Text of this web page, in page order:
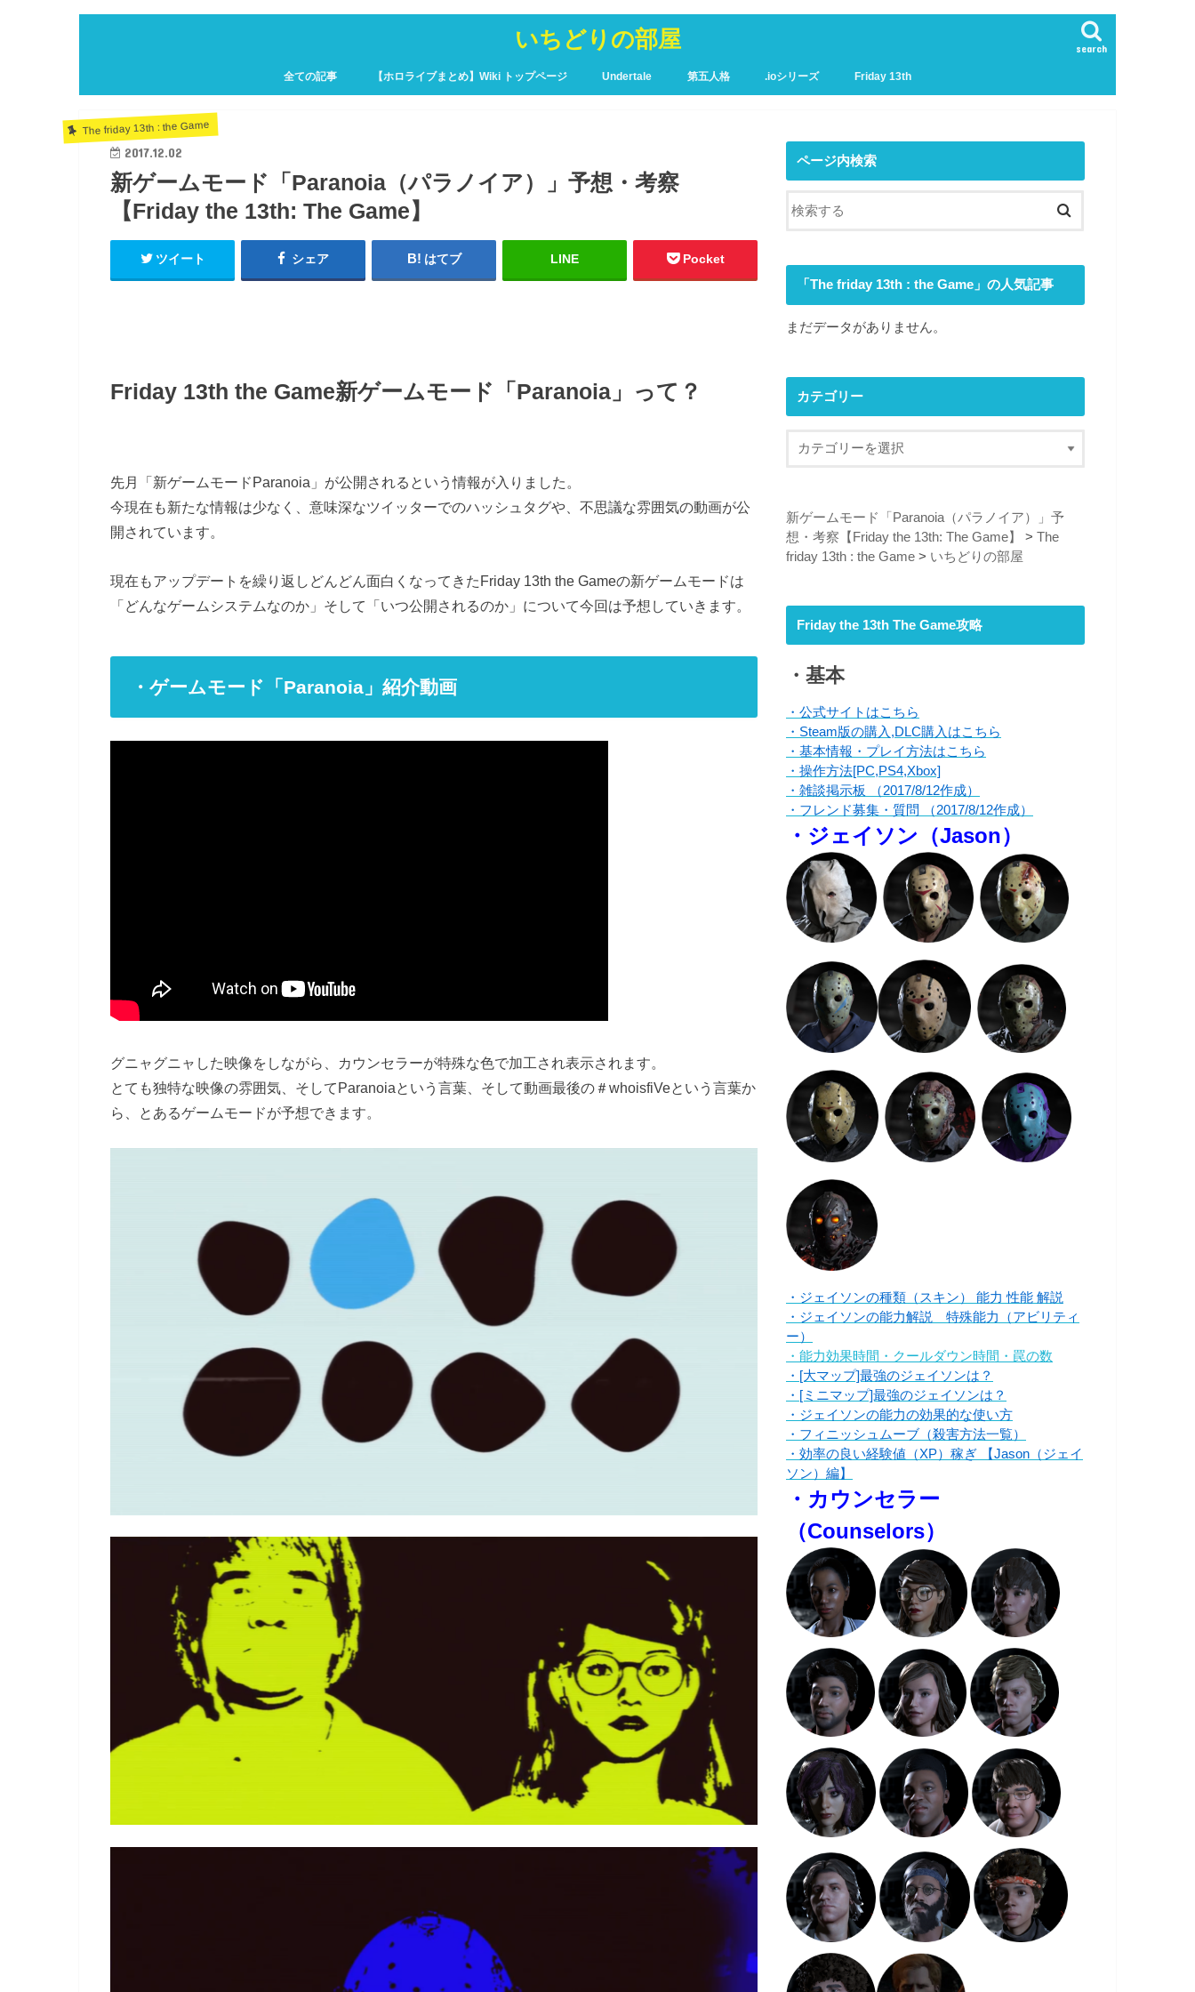
いちどりの部屋 search
全ての記事 【ホロライブまとめ】Wiki トップページ Undertale 第五人格 .ioシリーズ Friday 13th
The friday 13th : the Game
2017.12.02
新ゲームモード「Paranoia（パラノイア）」予想・考察
【Friday the 13th: The Game】
ツイート シェア はてブ LINE Pocket
Friday 13th the Game新ゲームモード「Paranoia」って？
先月「新ゲームモードParanoia」が公開されるという情報が入りました。
今現在も新たな情報は少なく、意味深なツイッターでのハッシュタグや、不思議な雰囲気の動画が公
開されています。
現在もアップデートを繰り返しどんどん面白くなってきたFriday 13th the Gameの新ゲームモードは
「どんなゲームシステムなのか」そして「いつ公開されるのか」について今回は予想していきます。
・ゲームモード「Paranoia」紹介動画
グニャグニャした映像をしながら、カウンセラーが特殊な色で加工され表示されます。
とても独特な映像の雰囲気、そしてParanoiaという言葉、そして動画最後の＃whoisfiVeという言葉か
ら、とあるゲームモードが予想できます。
ページ内検索
「The friday 13th : the Game」の人気記事
まだデータがありません。
カテゴリー
新ゲームモード「Paranoia（パラノイア）」予
想・考察【Friday the 13th: The Game】
> The
friday 13th : the Game > いちどりの部屋
Friday the 13th The Game攻略
・基本
・公式サイトはこちら
・Steam版の購入,DLC購入はこちら
・基本情報・プレイ方法はこちら
・操作方法[PC,PS4,Xbox]
・雑談掲示板 （2017/8/12作成）
・フレンド募集・質問 （2017/8/12作成）
・ジェイソン（Jason）
・ジェイソンの種類（スキン） 能力 性能 解説
・ジェイソンの能力解説 特殊能力（アビリティ
ー）
・能力効果時間・クールダウン時間・罠の数
・[大マップ]最強のジェイソンは？
・[ミニマップ]最強のジェイソンは？
・ジェイソンの能力の効果的な使い方
・フィニッシュムーブ（殺害方法一覧）
・効率の良い経験値（XP）稼ぎ 【Jason（ジェイ
ソン）編】
・カウンセラー
（Counselors）